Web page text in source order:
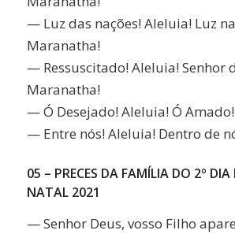
— Luz das nações! Aleluia! Luz
Maranatha!
— Ressuscitado! Aleluia! Senhor
Maranatha!
— Ó Desejado! Aleluia! Ó
— Entre nós! Aleluia! Dentro de
05 – PRECES DA FAMÍLIA DO 2º
NATAL 2021
— Senhor Deus, vosso Filho